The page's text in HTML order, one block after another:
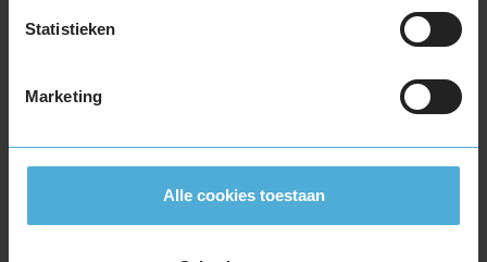
Statistieken
Marketing
Alle cookies toestaan
215/65R16 98H
225/70R16 103H